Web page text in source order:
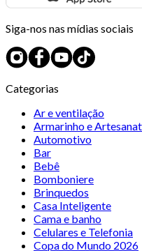
Siga-nos nas mídias sociais
Categorias
Ar e ventilação
Armarinho e
Automotivo
Bar
Bebê
Bomboniere
Brinquedos
Casa Inteligente
Cama e banho
Celulares e Telefonia
Copa do Mundo 2026